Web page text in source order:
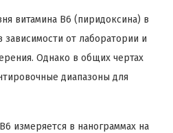
витамина B6 (пиридоксина) в
от лаборатории и
Однако в общих чертах
диапазоны для
измеряется в нанограммах на